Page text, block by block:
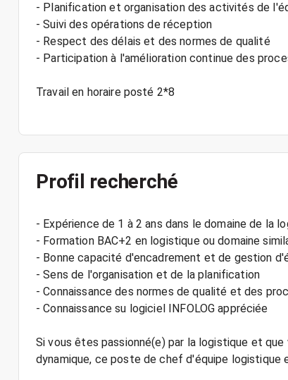
- Planification et organisation des activités de
- Suivi des opérations de réception
- Respect des délais et des normes de qualité
- Participation à l'amélioration continue des
Travail en horaire posté 2*8
Profil recherché
- Expérience de 1 à 2 ans dans le domaine de la
- Formation BAC+2 en logistique ou domaine
- Bonne capacité d'encadrement et de gestion
- Sens de l'organisation et de la planification
- Connaissance des normes de qualité et des
- Connaissance su logiciel INFOLOG appréciée
Si vous êtes passionné(e) par la logistique et